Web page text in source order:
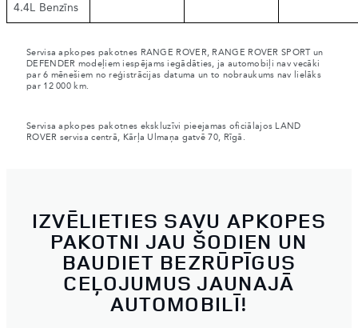
4.4L Benzīns
Servisa apkopes pakotnes RANGE ROVER, RANGE ROVER SPORT un
DEFENDER modeļiem iespējams iegādāties, ja automobiļi nav vecāki
par 6 mēnešiem no reģistrācijas datuma un to nobraukums nav lielāks
par 12 000 km.
Servisa apkopes pakotnes ekskluzīvi pieejamas oficiālajos LAND
ROVER servisa centrā, Kārļa Ulmaņa gatvē 70, Rīgā.
IZVĒLIETIES SAVU APKOPES
PAKOTNI JAU ŠODIEN UN
BAUDIET BEZRŪPĪGUS
CEĻOJUMUS JAUNAJĀ
AUTOMOBILĪ!